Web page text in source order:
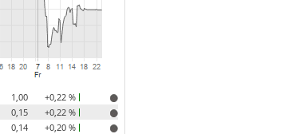
1,00
+0,22 %
0,15
+0,22 %
0,14
+0,20 %